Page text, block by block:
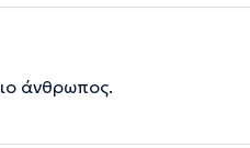
άνθρωπος.